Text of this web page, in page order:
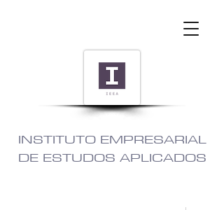
INSTITUTO EMPRESARIAL
DE ESTUDOS APLICADOS